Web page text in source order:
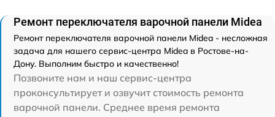
Ремонт переключателя варочной панели Midea
Ремонт переключателя варочной панели Midea - несложная
задача для нашего сервис-центра Midea в Ростове-на-
Дону. Выполним быстро и качественно!
Позвоните нам и наш сервис-центра
проконсультирует и озвучит стоимость ремонта
варочной панели. Среднее время ремонта